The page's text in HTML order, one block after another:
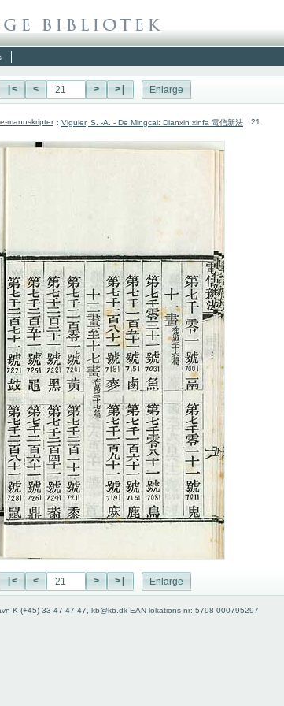
|< < > >| Enlarge
e-manuskripter : Viguier, S. -A. - De Mingcai: Dianxin xinfa 電信新法 : 21
|< < > >| Enlarge
K (+45) 33 47 47 47, kb@kb.dk EAN lokations nr: 5798 000795297